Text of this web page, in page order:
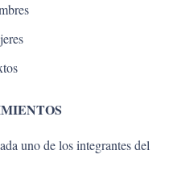
uno de los integrantes del